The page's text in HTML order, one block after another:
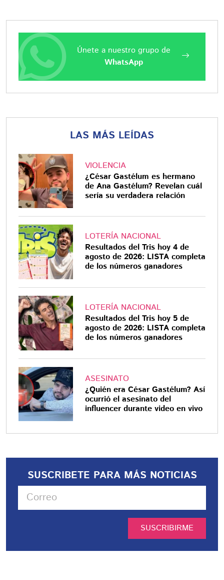
Únete a nuestro grupo de
WhatsApp
LAS MÁS LEÍDAS
VIOLENCIA
¿César Gastélum es hermano
de Ana Gastélum? Revelan cuál
sería su verdadera relación
LOTERÍA NACIONAL
Resultados del Tris hoy 4 de
agosto de 2026: LISTA completa
de los números ganadores
LOTERÍA NACIONAL
Resultados del Tris hoy 5 de
agosto de 2026: LISTA completa
de los números ganadores
ASESINATO
¿Quién era César Gastélum? Así
ocurrió el asesinato del
influencer durante video en vivo
SUSCRIBETE PARA MÁS NOTICIAS
SUSCRIBIRME